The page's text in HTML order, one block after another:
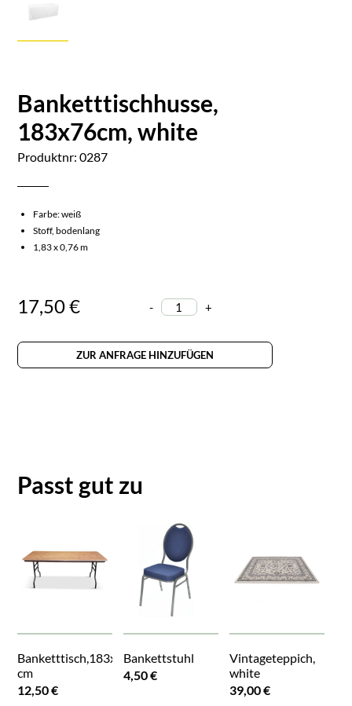
Banketttischhusse,
183x76cm, white
Produktnr: 0287
Farbe: weiß
Stoff, bodenlang
1,83 x 0,76 m
17,50 € - +
ZUR ANFRAGE HINZUFÜGEN
Passt gut zu
Banketttisch,183x76
cm
12,50 €
Bankettstuhl
4,50 €
Vintageteppich,
white
39,00 €